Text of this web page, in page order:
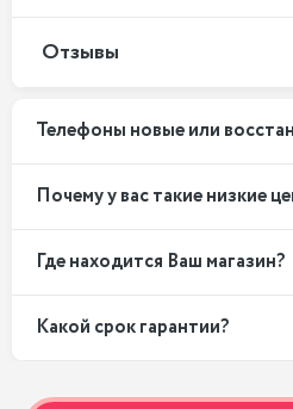
Отзывы
Телефоны новые или
Почему у вас такие низкие
Где находится Ваш магазин?
Какой срок гарантии?